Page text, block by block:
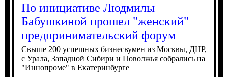
По инициативе Людмилы
Бабушкиной прошел "женский"
предпринимательский форум
Свыше 200 успешных бизнесвумен из Москвы, ДНР,
с Урала, Западной Сибири и Поволжья собрались на
"Иннопроме" в Екатеринбурге